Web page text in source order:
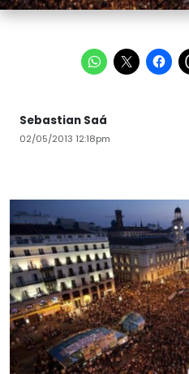
Sebastian Saá
02/05/2013 12:18pm